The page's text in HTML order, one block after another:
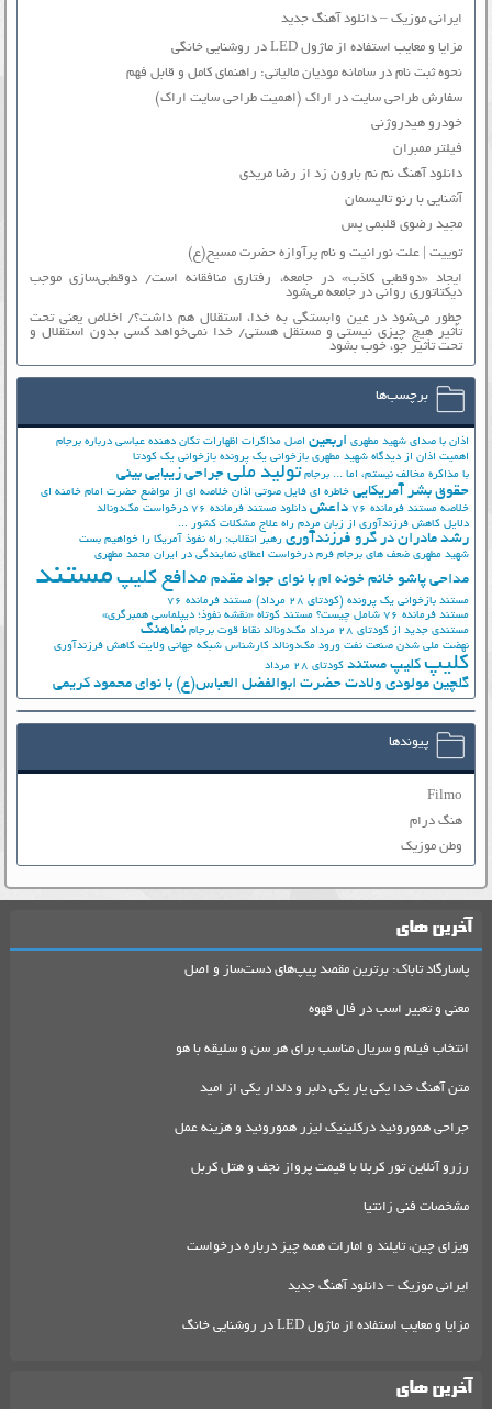
ایرانی موزیک – دانلود آهنگ جدید
مزایا و معایب استفاده از ماژول LED در روشنایی خانگی
نحوه ثبت نام در سامانه مودیان مالیاتی: راهنمای کامل و قابل فهم
سفارش طراحی سایت در اراک (اهمیت طراحی سایت اراک)
خودرو هیدروژنی
فیلتر ممبران
دانلود آهنگ نم نم بارون زد از رضا مریدی
آشنایی با رنو تالیسمان
مجید رضوی قلبمی پس
توییت | علت نورانیت و نام پرآوازه حضرت مسیح(ع)
ایجاد «دوقطبی کاذب» در جامعه، رفتاری منافقانه است/ دوقطبی‌سازی موجب
دیکتاتوری روانی در جامعه می‌شود
چطور می‌شود در عین وابستگی به خدا، استقلال هم داشت؟/ اخلاص یعنی تحت
تأثیر هیچ چیزی نیستی و مستقل هستی/ خدا نمی‌خواهد کسی بدون استقلال و
تحت تأثیر جوّ، خوب بشود
برچسب‌ها
اذان با صدای شهید مطهری اربعین اصل مذاکرات اظهارات تکان دهنده عباسی درباره برجام
اهمیت اذان از دیدگاه شهید مطهری بازخوانی یک پرونده بازخوانی یک کودتا
با مذاکره مخالف نیستم، اما ... برجام تولید ملی جراحی زیبایی بینی
حقوق بشر آمریکایی خاطره ای فایل صوتی اذان خلاصه ای از مواضع حضرت امام خامنه ای
خلاصه مستند فرمانده 76
داعش دانلود مستند فرمانده 76
درخواست مک‌دونالد
دلایل کاهش فرزندآوری از زبان مردم راه علاج مشکلات کشور ...
رشد مادران در گرو فرزندآوری رهبر انقلاب: راه نفوذ آمریکا را خواهیم بست
شهید مطهری ضعف های برجام فرم درخواست اعطای نمایندگی در ایران محمد مطهری
مداحی پاشو خانم خونه ام با نوای جواد مقدم مدافع کلیپ مستند
مستند بازخوانی یک پرونده (کودتای 28 مرداد)
مستند فرمانده 76
مستند فرمانده 76 شامل چیست؟
مستند کوتاه «نقشه نفوذ؛ دیپلماسی همبرگری»
مستندی جدید از کودتای 28 مرداد
مک‌دونالد نقاط قوت برجام نماهنگ
نهضت ملي شدن صنعت نفت ورود مک‌دونالد کارشناس شبکه جهانی ولایت کاهش فرزندآوری
کلیپ کلیپ مستند کودتای 28 مرداد
گلچین مولودی ولادت حضرت ابوالفضل العباس(ع) با نوای محمود کریمی
پیوندها
Filmo
هنگ درام
وطن موزیک
آخرین های
پاسارگاد تاباک: برترین مقصد پیپ‌های دست‌ساز و اصل
معنی و تعبیر اسب در فال قهوه
انتخاب فیلم و سریال مناسب برای هر سن و سلیقه با هو
متن آهنگ خدا یکی یار یکی دلبر و دلدار یکی از امید
جراحی هموروئید درکلینیک لیزر هموروئید و هزینه عمل
رزرو آنلاین تور کربلا با قیمت پرواز نجف و هتل کربل
مشخصات فنی زانتیا
ویزای چین، تایلند و امارات همه چیز درباره درخواست
ایرانی موزیک – دانلود آهنگ جدید
مزایا و معایب استفاده از ماژول LED در روشنایی خانگ
آخرین های